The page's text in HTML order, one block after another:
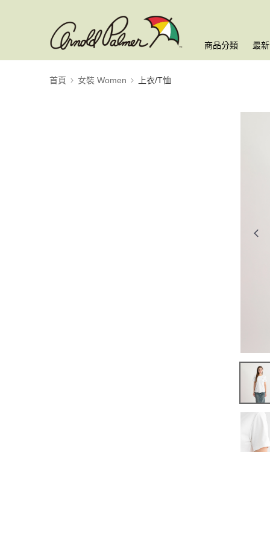
商品分類 最
首頁 女裝 Women 上衣/T恤